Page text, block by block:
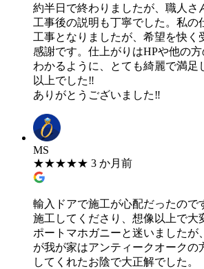
約半日で終わりましたが、職人さ
工事後の説明も丁寧でした。私の
工事となりましたが、希望を快く
感謝です。仕上がりはHPや他の
わかるように、とても綺麗で満足
以上でした‼
ありがとうございました‼
MS
★★★★★ 3 か月前
輸入ドアで施工が心配だったので
施工してくださり、想像以上で大
ポートマホガニーと迷いましたが
が我が家はアンティークオークの
してくれたお陰で大正解でした。